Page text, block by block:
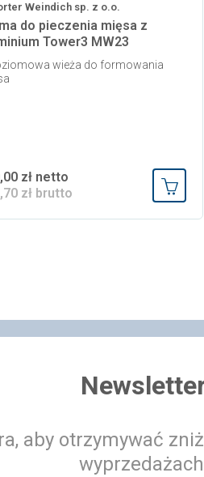
Weindich sp. z o.o.
do pieczenia mięsa z
Tower3 MW23
wieża do formowania
zł netto
zł brutto
aby otrzymywać